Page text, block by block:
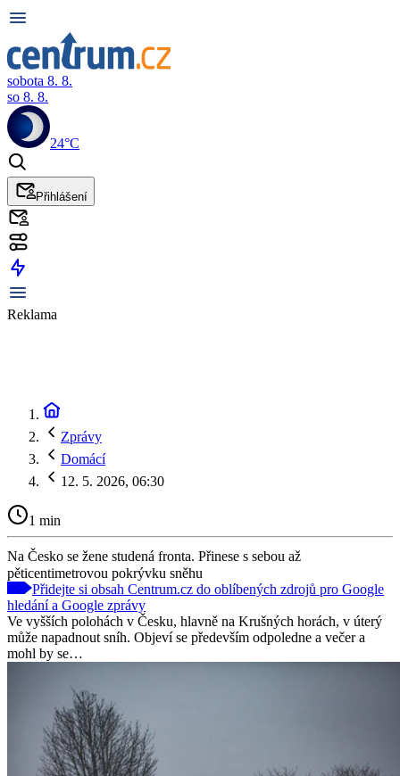
sobota 8. 8.
so 8. 8.
24°C
Přihlášení
Reklama
Zprávy
Domácí
12. 5. 2026, 06:30
1 min
Na Česko se žene studená fronta. Přinese s sebou až
pěticentimetrovou pokrývku sněhu
Přidejte si obsah Centrum.cz do oblíbených zdrojů pro Google
hledání a Google zprávy
Ve vyšších polohách v Česku, hlavně na Krušných horách, v úterý
může napadnout sníh. Objeví se především odpoledne a večer a
mohl by se…